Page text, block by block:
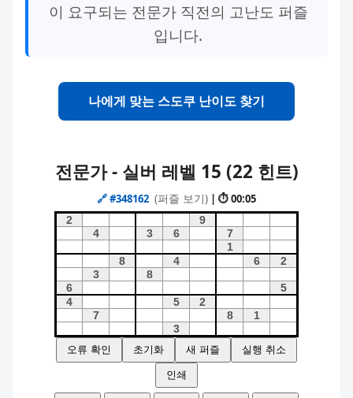
이 요구되는 전문가 직전의 고난도 퍼즐
입니다.
나에게 맞는 스도쿠 난이도 찾기
전문가 - 실버 레벨 15 (22 힌트)
🔗#348162 (퍼즐 보기) | ⏱ 00:05
오류 확인 초기화 새 퍼즐 실행 취소
인쇄